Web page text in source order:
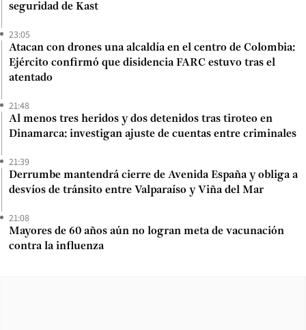
seguridad de Kast
23:05
Atacan con drones una alcaldía en el centro de Colombia:
Ejército confirmó que disidencia FARC estuvo tras el
atentado
21:48
Al menos tres heridos y dos detenidos tras tiroteo en
Dinamarca: investigan ajuste de cuentas entre criminales
21:39
Derrumbe mantendrá cierre de Avenida España y obliga a
desvíos de tránsito entre Valparaíso y Viña del Mar
21:08
Mayores de 60 años aún no logran meta de vacunación
contra la influenza